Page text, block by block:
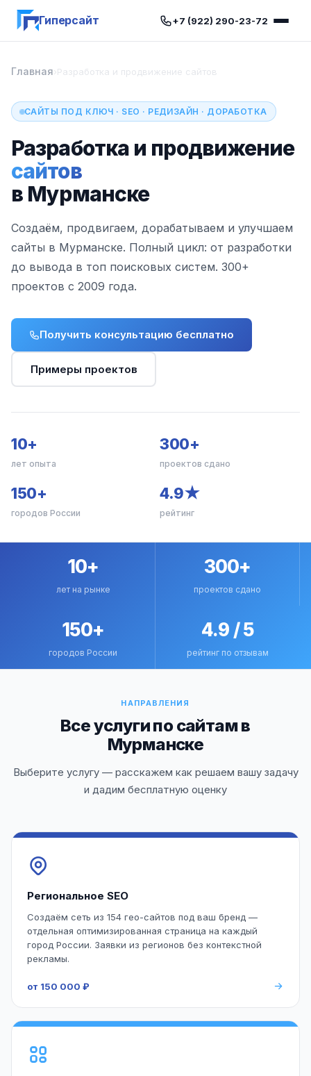
Гиперсайт +7 (922) 290-23-72
Главная›Разработка и продвижение сайтов
САЙТЫ ПОД КЛЮЧ · SEO · РЕДИЗАЙН · ДОРАБОТКА
Разработка и продвижение
сайтов
в Мурманске
Создаём, продвигаем, дорабатываем и улучшаем
сайты в Мурманске. Полный цикл: от разработки
до вывода в топ поисковых систем. 300+
проектов с 2009 года.
Получить консультацию бесплатно
Примеры проектов
10+
лет опыта
300+
проектов сдано
150+
городов России
4.9★
рейтинг
10+
лет на рынке
300+
проектов сдано
150+
городов России
4.9 / 5
рейтинг по отзывам
НАПРАВЛЕНИЯ
Все услуги по сайтам в
Мурманске
Выберите услугу — расскажем как решаем вашу задачу
и дадим бесплатную оценку
Региональное SEO
Создаём сеть из 154 гео-сайтов под ваш бренд —
отдельная оптимизированная страница на каждый
город России. Заявки из регионов без контекстной
рекламы.
от 150 000 ₽